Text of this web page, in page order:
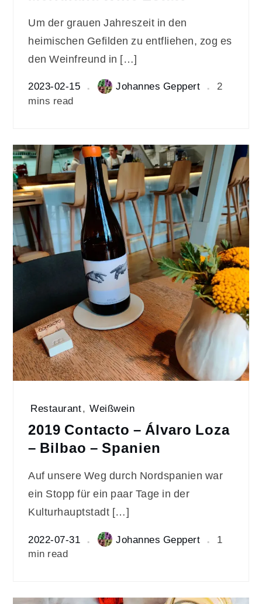
Um der grauen Jahreszeit in den
heimischen Gefilden zu entfliehen, zog es
den Weinfreund in […]
2023-02-15 Johannes Geppert
2
mins read
Restaurant, Weißwein
2019 Contacto – Álvaro Loza
– Bilbao – Spanien
Auf unsere Weg durch Nordspanien war
ein Stopp für ein paar Tage in der
Kulturhauptstadt […]
2022-07-31 Johannes Geppert
1
min read